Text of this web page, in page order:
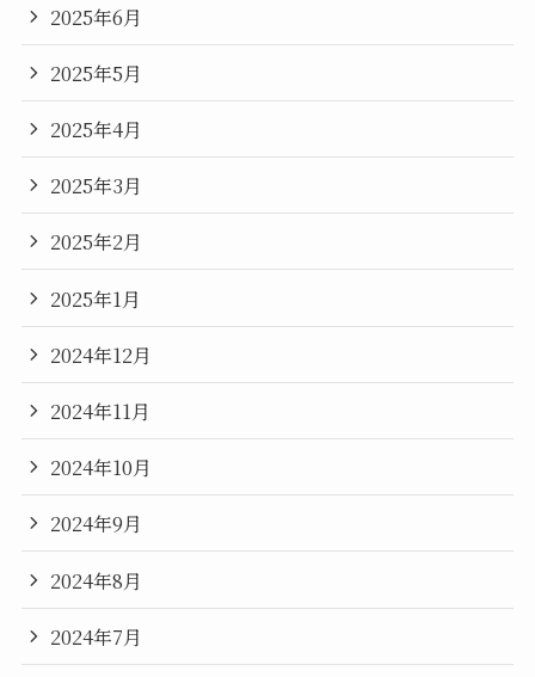
2025年6月
2025年5月
2025年4月
2025年3月
2025年2月
2025年1月
2024年12月
2024年11月
2024年10月
2024年9月
2024年8月
2024年7月